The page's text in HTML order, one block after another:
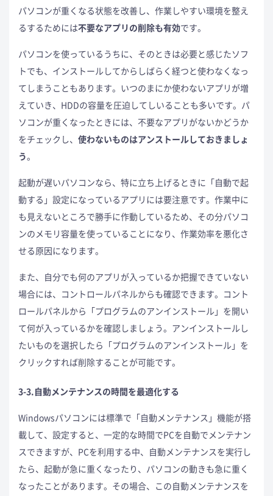
パソコンが重くなる状態を改善し、作業しやすい環境を整え
るするためには不要なアプリの削除も有効です。
パソコンを使っているうちに、そのときは必要と感じたソフ
トでも、インストールしてからしばらく経つと使わなくなっ
てしまうこともあります。いつのまにか使わないアプリが増
えていき、HDDの容量を圧迫してしいることも多いです。パ
ソコンが重くなったときには、不要なアプリがないかどうか
をチェックし、 使わないものはアンストールしておきましょ
う。
起動が遅いパソコンなら、特に立ち上げるときに「自動で起
動する」設定になっているアプリには要注意です。作業中に
も見えないところで勝手に作動しているため、その分パソコ
ンのメモリ容量を使っていることになり、作業効率を悪化さ
せる原因になります。
また、自分でも何のアプリが入っているか把握できていない
場合には、コントロールパネルからも確認できます。コント
ロールパネルから「プログラムのアンインストール」を開い
て何が入っているかを確認しましょう。アンインストールし
たいものを選択したら「プログラムのアンインストール」を
クリックすれば削除することが可能です。
3-3.自動メンテナンスの時間を最適化する
Windowsパソコンには標準で「自動メンテナンス」機能が搭
載して、設定すると、一定的な時間でPCを自動でメンテナン
スできますが、PCを利用する中、自動メンテナンスを実行し
たら、起動が急に重くなったり、パソコンの動きも急に重く
なったことがあります。その場合、この自動メンテナンスを